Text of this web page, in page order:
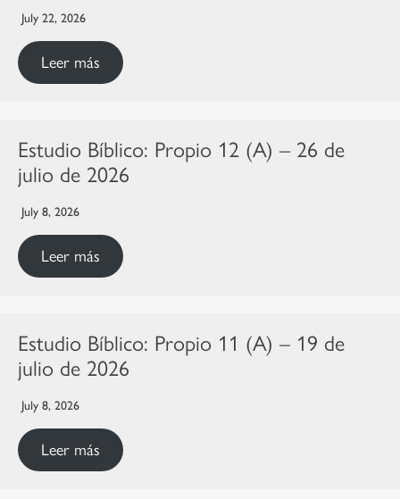
July 22, 2026
Leer más
Estudio Bíblico: Propio 12 (A) – 26 de
julio de 2026
July 8, 2026
Leer más
Estudio Bíblico: Propio 11 (A) – 19 de
julio de 2026
July 8, 2026
Leer más